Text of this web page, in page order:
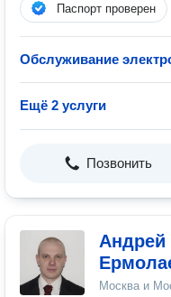
Паспорт проверен
Обслуживание
Ещё 2 услуги
Позвонить
Андрей
Москва и